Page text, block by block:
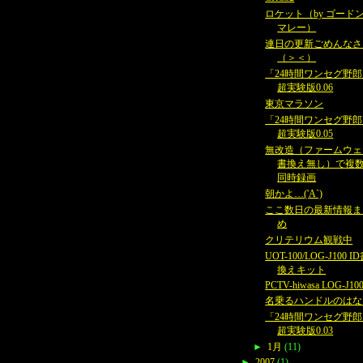
ロケット（by ゴードン
マレー）
連日の更新ごめんな
（＞＜）
「24時間ワンセグ野郎
超実験版0.06
東京マラソン
「24時間ワンセグ野郎
超実験版0.05
無改造（ファームウ
書換え無し）で複
同時録画
朝かよ…('A`)
ここ数日の最新情報ま
め
クリテリウム観戦中
UOT-100/LOG-J100 ID
換えキット
PCTV-hiwasa LOG-J100
名乗るハンドルのはな
「24時間ワンセグ野郎
超実験版0.03
►
1月 (11)